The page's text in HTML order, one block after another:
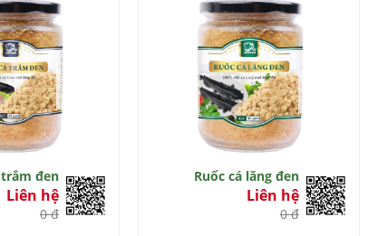
trắm đen
Liên hệ
0 đ
Ruốc cá lăng đen
Liên hệ
0 đ